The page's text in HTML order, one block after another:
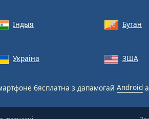
Індыя Бутан
Украіна ЗША
бясплатна з дапамогай Android